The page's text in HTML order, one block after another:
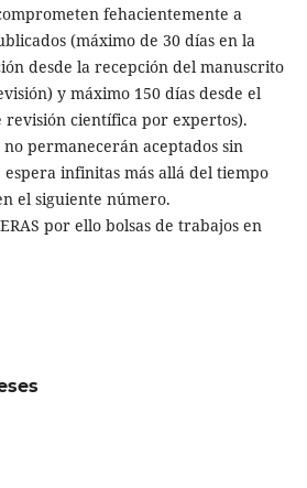
fehacientemente a
(máximo de 30 días en la
desde la recepción del manuscrito
y máximo 150 días desde el
revisión científica por expertos).
permanecerán aceptados sin
infinitas más allá del tiempo
el siguiente número.
por ello bolsas de trabajos en